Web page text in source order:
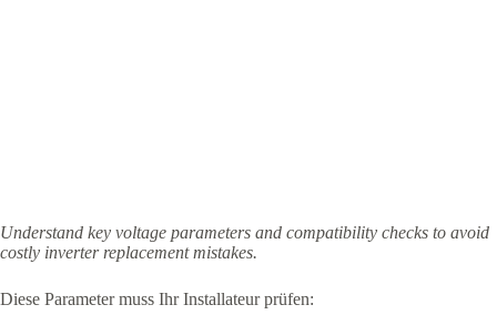
Understand key voltage parameters and compatibility checks to avoid
costly inverter replacement mistakes.
Diese Parameter muss Ihr Installateur prüfen: